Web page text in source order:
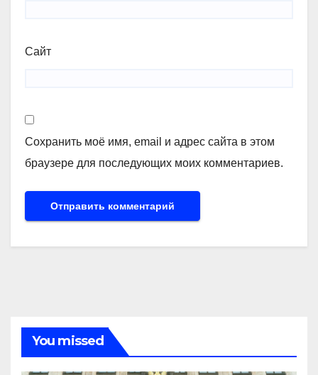
Сайт
Сохранить моё имя, email и адрес сайта в этом
браузере для последующих моих комментариев.
You missed